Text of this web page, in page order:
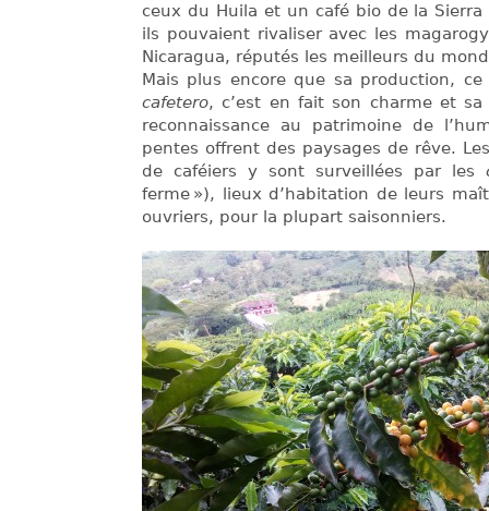
ceux du Huila et un café bio de la Sierra
ils pouvaient rivaliser avec les
Nicaragua, réputés les meilleurs du
Mais plus encore que sa production, ce
cafetero, c’est en fait son charme et
reconnaissance au patrimoine de
pentes offrent des paysages de rêve.
de caféiers y sont surveillées par les
ferme »), lieux d’habitation de leurs
ouvriers, pour la plupart saisonniers.